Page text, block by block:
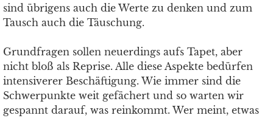
sind übrigens auch die Werte zu denken und zum
Tausch auch die Täuschung.
Grundfragen sollen neuerdings aufs Tapet, aber
nicht bloß als Reprise. Alle diese Aspekte bedürfen
intensiverer Beschäftigung. Wie immer sind die
Schwerpunkte weit gefächert und so warten wir
gespannt darauf, was reinkommt. Wer meint, etwas